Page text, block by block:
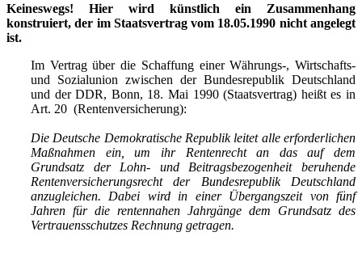
Keineswegs! Hier wird künstlich ein Zusammenhang
konstruiert, der im Staatsvertrag vom 18.05.1990 nicht angelegt
ist.
Im Vertrag über die Schaffung einer Währungs-, Wirtschafts-
und Sozialunion zwischen der Bundesrepublik Deutschland
und der DDR, Bonn, 18. Mai 1990 (Staatsvertrag) heißt es in
Art. 20 (Rentenversicherung):
Die Deutsche Demokratische Republik leitet alle erforderlichen
Maßnahmen ein, um ihr Rentenrecht an das auf dem
Grundsatz der Lohn- und Beitragsbezogenheit beruhende
Rentenversicherungsrecht der Bundesrepublik Deutschland
anzugleichen. Dabei wird in einer Übergangszeit von fünf
Jahren für die rentennahen Jahrgänge dem Grundsatz des
Vertrauensschutzes Rechnung getragen.